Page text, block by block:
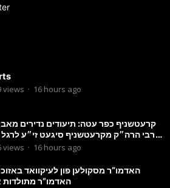
views · 16 hours ago
קרעטשניף כפר עטה: תיעודים נדירים
הרבי הרה״ק מקרעטשניף סיגעט זי״ע לרגל
views · 16 hours ago
האדמו”ר מסקולען פון לעיקוואד
האדמו”ר מתולדות